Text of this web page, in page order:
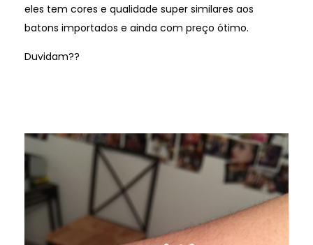
eles tem cores e qualidade super similares aos
batons importados e ainda com preço ótimo.
Duvidam??